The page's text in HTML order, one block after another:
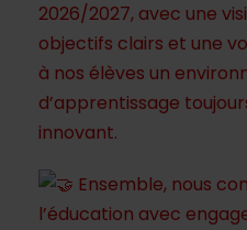
2026/2027, avec une
objectifs clairs et une
à nos élèves un
d’apprentissage
innovant.
Ensemble, nous
l’éducation avec